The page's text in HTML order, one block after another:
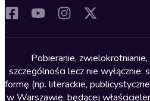
Pobieranie,
szczególności lecz nie
formę (np. literackie,
w Warszawie, będącej